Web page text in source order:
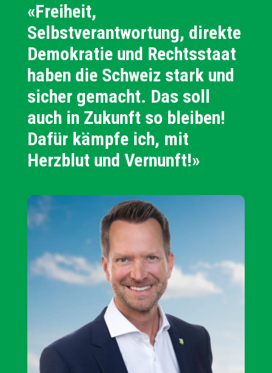
«Freiheit,
Selbstverantwortung, direkte
Demokratie und Rechtsstaat
haben die Schweiz stark und
sicher gemacht. Das soll
auch in Zukunft so bleiben!
Dafür kämpfe ich, mit
Herzblut und Vernunft!»